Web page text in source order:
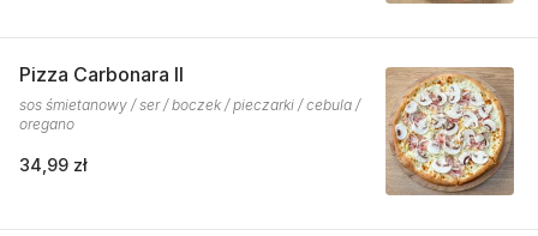
Pizza Carbonara II
sos śmietanowy / ser / boczek / pieczarki / cebula /
oregano
34,99 zł